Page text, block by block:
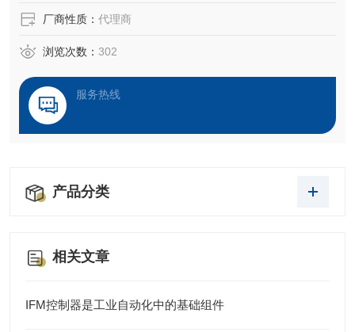
‌控制台‌：如MFK-MFA系列，专为狭长舱室设计，支持客户定
制配色和
厂商性质： 代理商
浏览次数： 302
服务热线
产品分类
相关文章
IFM控制器是工业自动化中的基础组件